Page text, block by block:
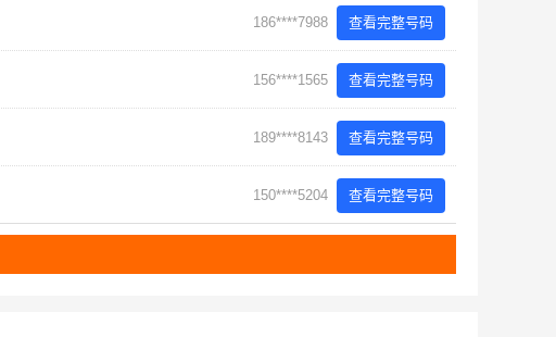
186****7988 查看完整号码
156****1565 查看完整号码
189****8143 查看完整号码
150****5204 查看完整号码